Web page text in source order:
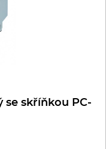
se skříňkou PC-